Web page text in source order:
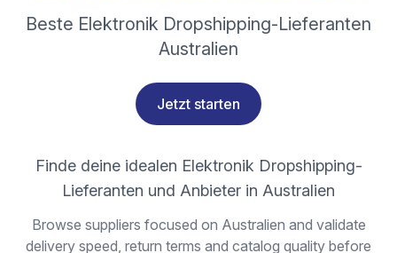
Beste Elektronik Dropshipping-Lieferanten
Australien
Jetzt starten
Finde deine idealen Elektronik Dropshipping-
Lieferanten und Anbieter in Australien
Browse suppliers focused on Australien and validate
delivery speed, return terms and catalog quality before